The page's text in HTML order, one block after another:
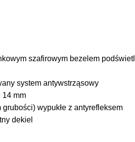
szafirowym bezelem
system antywstrząsowy
mm
wypukłe z antyrefleksem
dekiel